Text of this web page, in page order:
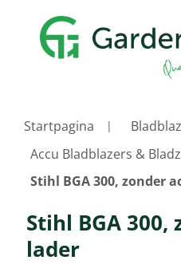
Startpagina
Accu Bladblazers &
Stihl BGA 300, zonder
Stihl BGA 300,
lader